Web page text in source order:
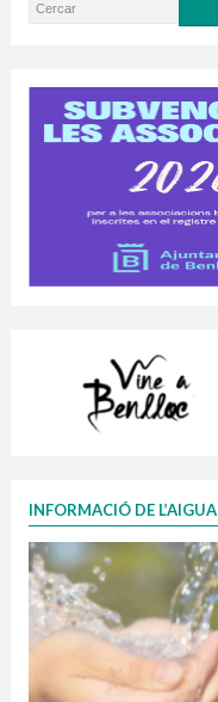
INFORMACIÓ DE L’AIGUA